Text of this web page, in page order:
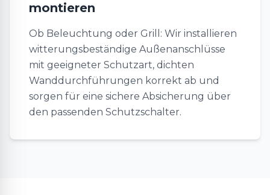
montieren
Ob Beleuchtung oder Grill: Wir installieren
witterungsbeständige Außenanschlüsse
mit geeigneter Schutzart, dichten
Wanddurchführungen korrekt ab und
sorgen für eine sichere Absicherung über
den passenden Schutzschalter.